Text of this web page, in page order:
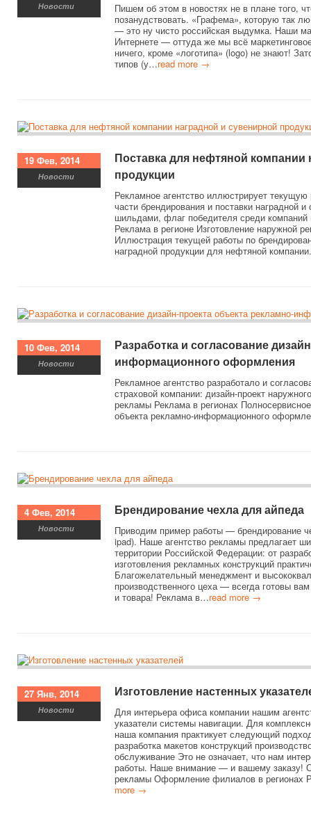
Пишем об этом в новостях не в плане того,
позанудствовать. «Графема», которую так
— это ну чисто российская выдумка. Наши
Интернете — оттуда же мы всё
ничего, кроме «логотипа» (logo) не знают!
типов (у…read more →
Новости
Поставка для нефтяной компании
продукции
Рекламное агентство иллюстрирует
части брендирования и поставки наградной
шильдами, флаг победителя среди
Реклама в регионе Изготовление наружной
Иллюстрация текущей работы по
наградной продукции для нефтяной компании.
19 Фев, 2014
Новости
Разработка и согласование
информационного оформления
Рекламное агентство разработало и
страховой компании: дизайн-проект
рекламы Реклама в регионах
объекта рекламно-информационного
10 Фев, 2014
Новости
Брендирование чехла для айпеда
Приводим пример работы — брендирование
ipad). Наше агентство рекламы предлагает
территории Российской Федерации: от
изготовления рекламных конструкций
Благожелательный менеджмент и
производственного цеха — всегда готовы
и товара! Реклама в…read more →
4 Фев, 2014
Новости
Изготовление настенных
Для интерьера офиса компании нашим
указатели системы навигации. Для
наша компания практикует следующий
разработка макетов конструкций
обслуживание Это не означает, что нам
работы. Наше внимание — и вашему заказу!
рекламы Оформление филиалов в регионах
more →
27 Янв, 2014
Новости